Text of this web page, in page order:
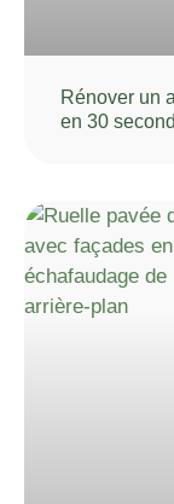
Rénover un
en 30